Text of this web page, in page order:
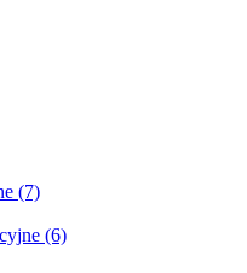
(7)
(6)